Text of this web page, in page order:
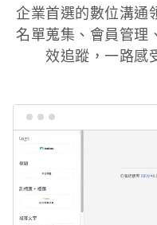
企業首選的數位溝通
名單蒐集、會員管理
效追蹤，一路感